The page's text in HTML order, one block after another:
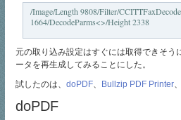
/Image/Length 9808/Filter/
1664/DecodeParms<>/Height 2338
元の取り込み設定はすぐには取得できそ
ータを再生成してみることにした。
試したのは、 doPDF、 Bullzip PDF Printer、
doPDF